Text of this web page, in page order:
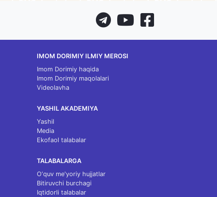
IMOM DORIMIY ILMIY MEROSI
Imom Dorimiy haqida
Imom Dorimiy maqolalari
Videolavha
YASHIL AKADEMIYA
Yashil
Media
Ekofaol talabalar
TALABALARGA
O‘quv me'yoriy hujjatlar
Bitiruvchi burchagi
Iqtidorli talabalar